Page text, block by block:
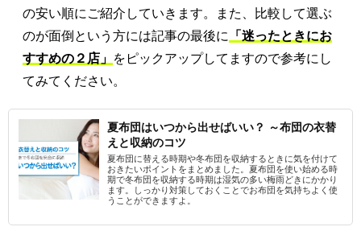
の安い順にご紹介していきます。また、比較して選ぶ
のが面倒という方には記事の最後に
「迷ったときにお
すすめの２店」 をピックアップしてますので参考にし
てみてください。
夏布団はいつから出せばいい？ ～布団の衣替
えと収納のコツ
夏布団に替える時期や冬布団を収納するときに気を付けて
おきたいポイントをまとめました。夏布団を使い始める時
期で冬布団を収納する時期は湿気の多い梅雨どきにかかり
ます。しっかり対策しておくことでお布団を気持ちよく使
うことができますよ。